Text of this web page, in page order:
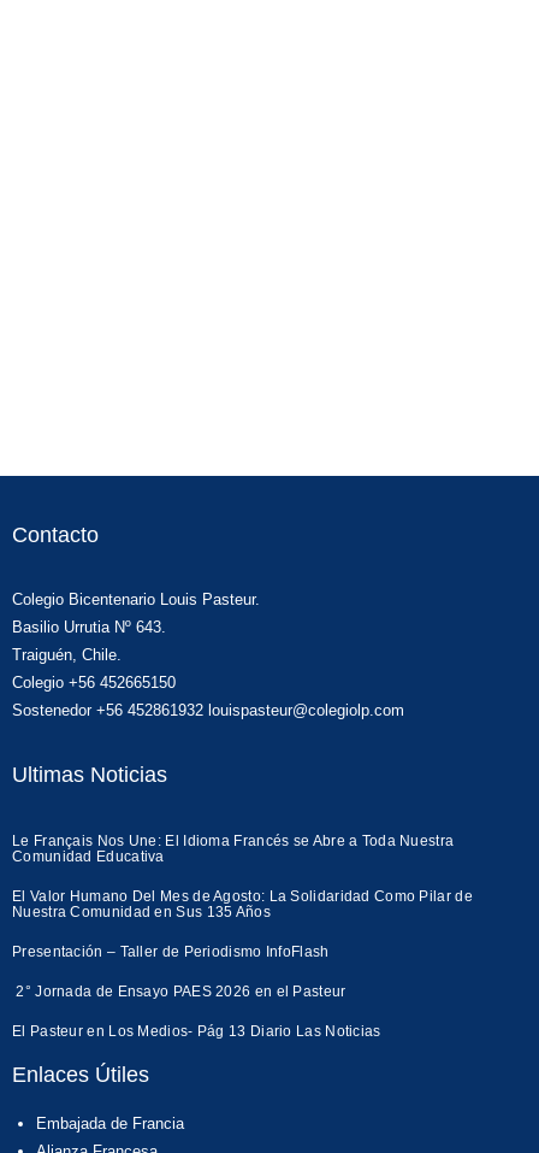
Contacto
Colegio Bicentenario Louis Pasteur.
Basilio Urrutia Nº 643.
Traiguén, Chile.
Colegio +56 452665150
Sostenedor +56 452861932 louispasteur@colegiolp.com
Ultimas Noticias
Le Français Nos Une: El Idioma Francés se Abre a Toda Nuestra
Comunidad Educativa
El Valor Humano Del Mes de Agosto: La Solidaridad Como Pilar de
Nuestra Comunidad en Sus 135 Años
Presentación – Taller de Periodismo InfoFlash
2° Jornada de Ensayo PAES 2026 en el Pasteur
El Pasteur en Los Medios- Pág 13 Diario Las Noticias
Enlaces Útiles
Embajada de Francia